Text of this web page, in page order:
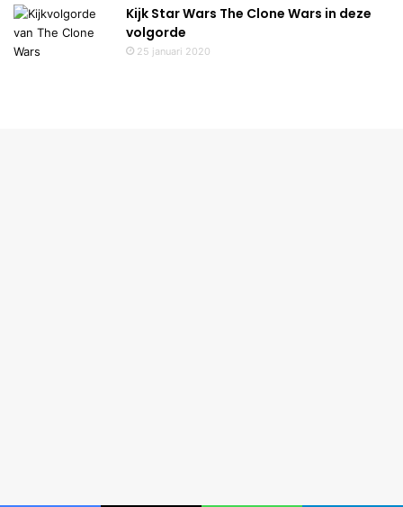
Kijk Star Wars The Clone Wars in deze
volgorde
25 januari 2020